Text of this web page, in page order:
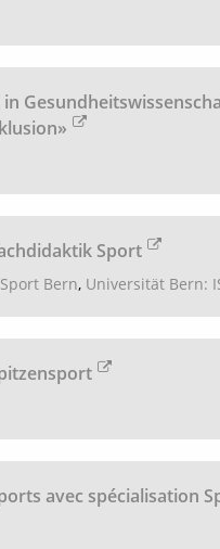
in
Sport
Bern, Universität Bern:
avec spécialisation